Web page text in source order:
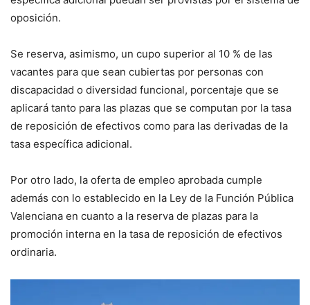
oposición.
Se reserva, asimismo, un cupo superior al 10 % de las
vacantes para que sean cubiertas por personas con
discapacidad o diversidad funcional, porcentaje que se
aplicará tanto para las plazas que se computan por la tasa
de reposición de efectivos como para las derivadas de la
tasa específica adicional.
Por otro lado, la oferta de empleo aprobada cumple
además con lo establecido en la Ley de la Función Pública
Valenciana en cuanto a la reserva de plazas para la
promoción interna en la tasa de reposición de efectivos
ordinaria.